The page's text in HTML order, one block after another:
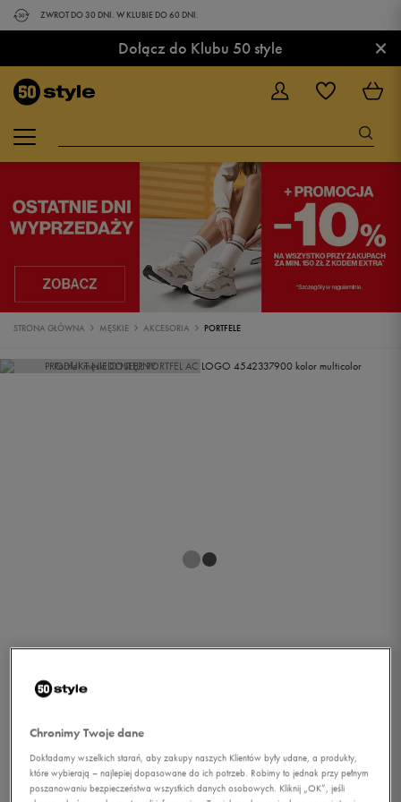
ZWROT DO 30 DNI. W KLUBIE DO 60 DNI.
Dołącz do Klubu 50 style ×
STRONA GŁÓWNA MĘSKIE AKCESORIA PORTFELE
PRODUKT NIEDOSTĘPNY
O'NEILL PORTFEL AC
Chronimy Twoje dane
Dokładamy wszelkich starań, aby zakupy naszych Klientów były udane, a produkty,
które wybierają – najlepiej dopasowane do ich potrzeb. Robimy to jednak przy pełnym
poszanowaniu bezpieczeństwa wszystkich danych osobowych. Kliknij „OK”, jeśli